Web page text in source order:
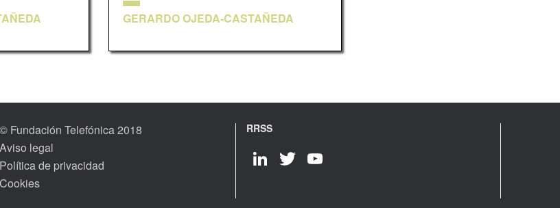
GERARDO OJEDA-CASTAÑEDA
© Fundación Telefónica 2018
Aviso legal
Política de privacidad
Cookies
RRSS
LinkedInTwitter